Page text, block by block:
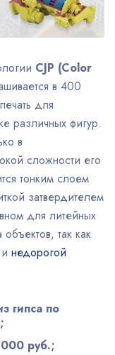
CJP (Color
в 400
для
различных фигур.
в
сложности его
тонким слоем
затвердителем
для литейных
так как
недорогой
гипса по
руб.;